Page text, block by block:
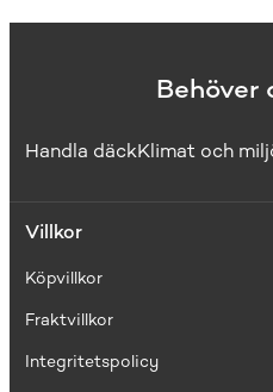
Behöver
Handla däckKlimat och
Villkor
Köpvillkor
Fraktvillkor
Integritetspolicy